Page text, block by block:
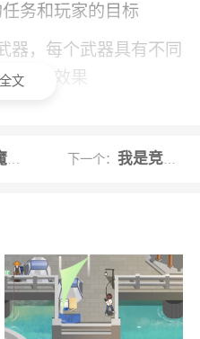
务和玩家的目标
器，每个武器具有不同
声音效果
文
下一个： 我是竞速王